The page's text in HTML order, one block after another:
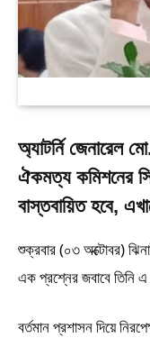
অ্যাটর্নি জেনারেল
ঐকমত্য কমিশনের
বাস্তবায়িত হবে,
শুক্রবার (০৩ অক্টোবর)
এক প্রশ্নের জবাবে তিনি
বর্তমান প্রশাসন দিয়ে